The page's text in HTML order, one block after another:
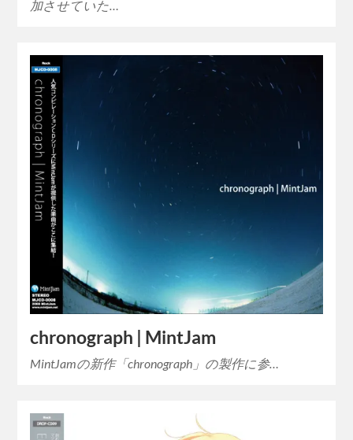
加させていた…
chronograph | MintJam
MintJamの新作「chronograph」の製作に参…